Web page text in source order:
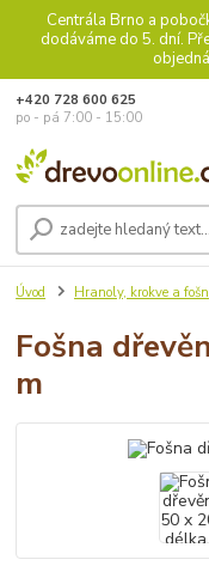
Centrála Brno a
dodáváme do 5. dní.
+420 728 600 625
po - pá 7:00 - 15:00
Úvod Hranoly, krokve a
Fošna
m